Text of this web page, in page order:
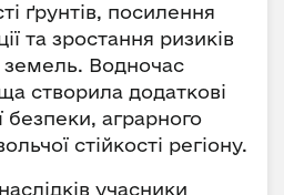
ґрунтів, посилення
та зростання ризиків
земель. Водночас
створила додаткові
безпеки, аграрного
стійкості регіону.
учасники